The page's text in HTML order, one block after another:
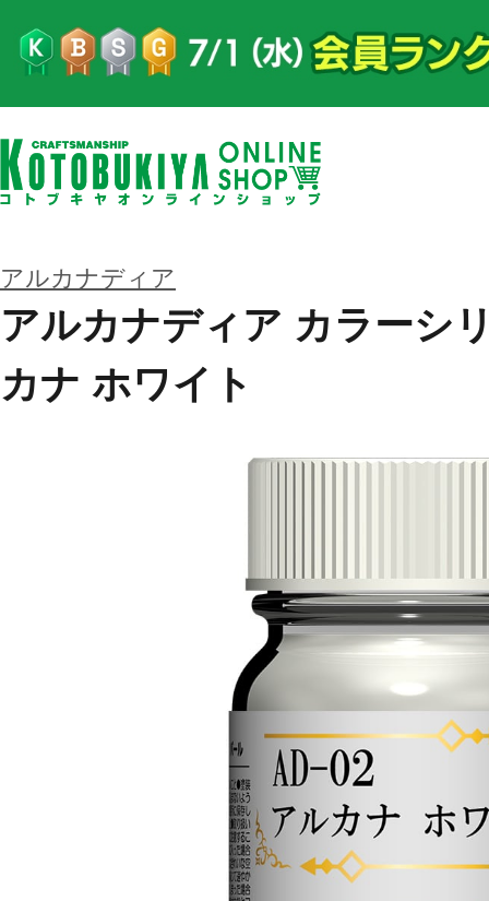
アルカナディア
アルカナディア カラーシ
カナ ホワイト